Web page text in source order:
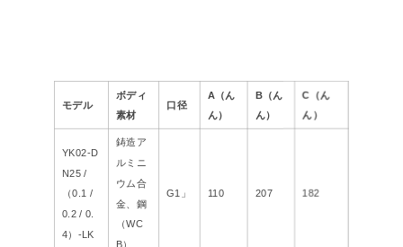
モデル
ボディ
素材
口径
A（ん
ん）
B（ん
ん）
C（ん
ん）
YK02-D
N25 /
（0.1 /
0.2 / 0.
4）-LK
鋳造ア
ルミニ
ウム合
金、鋼
（WC
B）
G1」 110 207 182